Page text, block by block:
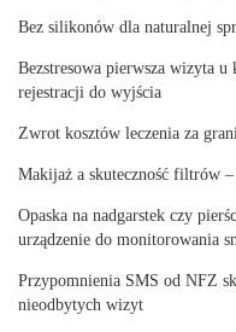
Bez silikonów dla naturalnej
Bezstresowa pierwsza wizyta
rejestracji do wyjścia
Zwrot kosztów leczenia za
Makijaż a skuteczność filtrów
Opaska na nadgarstek czy
urządzenie do monitorowania
Przypomnienia SMS od NFZ
nieodbytych wizyt